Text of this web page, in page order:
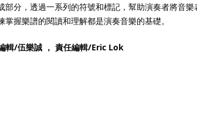
部分，透過一系列的符號和標記，幫助演奏者將音
握樂譜的閱讀和理解都是演奏音樂的基礎。
輯/伍樂誠 ， 責任編輯/Eric Lok